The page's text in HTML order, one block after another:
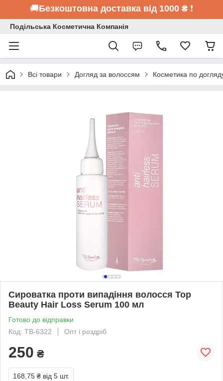
🚚Безкоштовна доставка від 1000 ₴ ❗
Подільська Косметична Компанія
Всі товари Догляд за волоссям Косметика по
Сироватка проти випадіння волосся Top
Beauty Hair Loss Serum 100 мл
Готово до відправки
Код: TB-6322
Опт і роздріб
250 ₴
168,75 ₴ від 5 шт.